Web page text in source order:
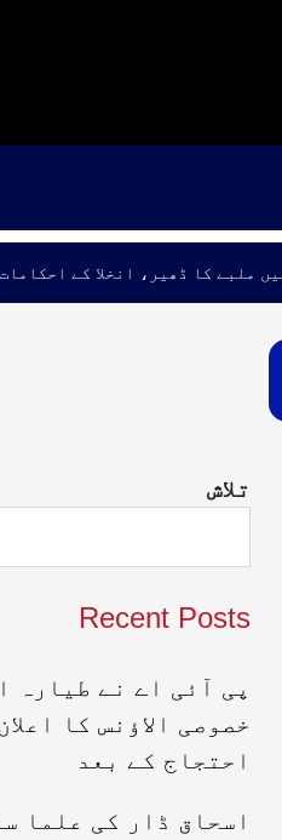
ملبے کا ڈھیر، انخلا کے
تلاش
Recent Posts
پی آئی اے نے طیارہ
خصوصی الاؤنس کا
احتجاج کے بعد
اسحاق ڈار کی علما